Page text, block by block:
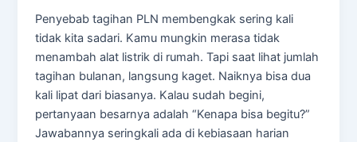
Penyebab tagihan PLN membengkak sering kali
tidak kita sadari. Kamu mungkin merasa tidak
menambah alat listrik di rumah. Tapi saat lihat jumlah
tagihan bulanan, langsung kaget. Naiknya bisa dua
kali lipat dari biasanya. Kalau sudah begini,
pertanyaan besarnya adalah “Kenapa bisa begitu?”
Jawabannya seringkali ada di kebiasaan harian